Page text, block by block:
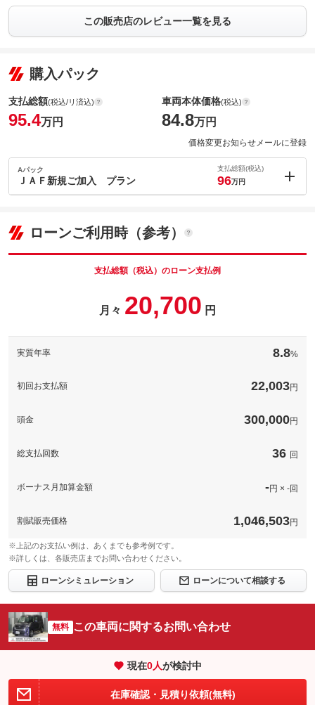
この販売店のレビュー一覧を見る
購入パック
支払総額(税込/リ済込)
95.4万円
車両本体価格(税込)
84.8万円
価格変更お知らせメールに登録
Aパック
ＪＡＦ新規ご加入 プラン
支払総額(税込)
96万円
車両本体価
84.8
備考
自動車保険に付帯しているロードサービスの提供範囲て、案外狭
いんですよ！だからこそご家族全員の安心をご検討下さい。
ローンご利用時（参考）
支払総額（税込）のローン支払例
月々 20,700 円
実質年率 8.8%
初回お支払額 22,003円
頭金 300,000円
総支払回数 36 回
ボーナス月加算金額 -円 × -回
割賦販売価格 1,046,503円
※上記のお支払い例は、あくまでも参考例です。
※詳しくは、各販売店までお問い合わせください。
ローンシミュレーション ローンについて相談する
無料 この車両に関するお問い合わせ
現在0人が検討中
在庫確認・見積り依頼(無料)